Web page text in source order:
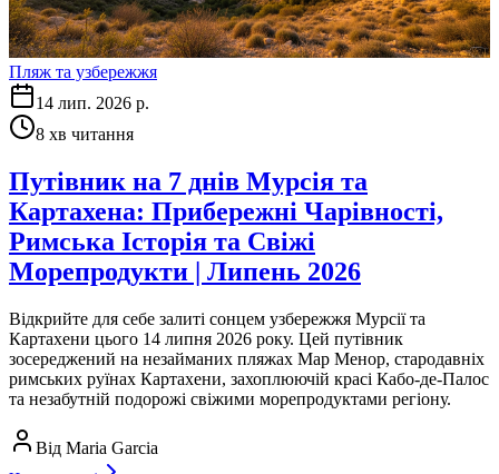
Пляж та узбережжя
14 лип. 2026 р.
8 хв читання
Путівник на 7 днів Мурсія та
Картахена: Прибережні Чарівності,
Римська Історія та Свіжі
Морепродукти | Липень 2026
Відкрийте для себе залиті сонцем узбережжя Мурсії та
Картахени цього 14 липня 2026 року. Цей путівник
зосереджений на незайманих пляжах Мар Менор, стародавніх
римських руїнах Картахени, захоплюючій красі Кабо-де-Палос
та незабутній подорожі свіжими морепродуктами регіону.
Від Maria Garcia